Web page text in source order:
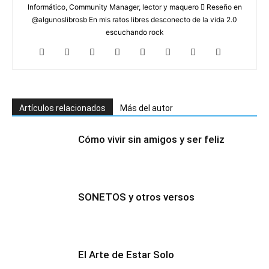
Informático, Community Manager, lector y maquero  Reseño en
@algunoslibrosb En mis ratos libres desconecto de la vida 2.0
escuchando rock
Artículos relacionados Más del autor
Cómo vivir sin amigos y ser feliz
SONETOS y otros versos
El Arte de Estar Solo